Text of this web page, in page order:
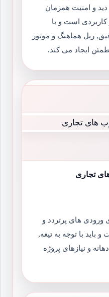
و امنیت همزمان
کاربردی است و با
ریل هماهنگ و موتور
ایجاد می کند.
تجاری
ورودی های پرتردد و
باید با توجه به تیغه,
و نیازهای پروژه